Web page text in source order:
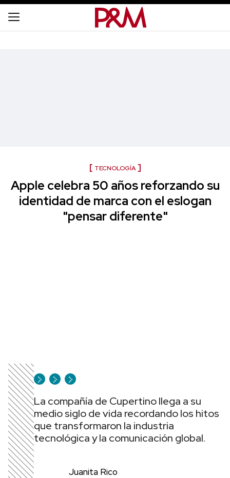
TECNOLOGÍA
Apple celebra 50 años reforzando su
identidad de marca con el eslogan
"pensar diferente"
La compañía de Cupertino llega a su
medio siglo de vida recordando los hitos
que transformaron la industria
tecnológica y la comunicación global.
Juanita Rico